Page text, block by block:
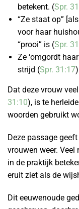
betekent. (Spr.
“Ze staat op”
voor haar
“prooi” is (Spr.
Ze ‘omgordt
strijd (Spr. 31:17
Dat deze vrouw
31:10), is te
woorden gebruikt
Deze passage
vrouwen weer.
in de praktijk
eruit ziet als de
Dit eeuwenoude